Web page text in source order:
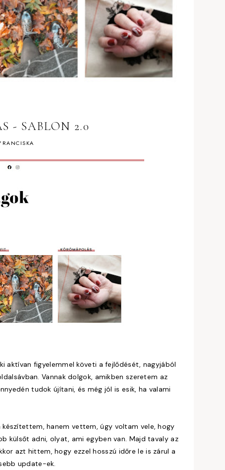
- SABLON 2.0
aktívan figyelemmel követi a fejlődését, nagyjából
Vannak dolgok, amikben szeretem az
tudok újítani, és még jól is esik, ha valami
hanem vettem, úgy voltam vele, hogy
külsőt adni, olyat, ami egyben van. Majd tavaly az
azt hittem, hogy ezzel hosszú időre le is zárul a
update-ek.